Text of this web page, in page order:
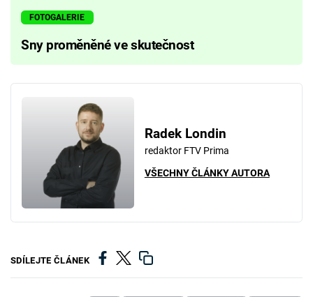
FOTOGALERIE
Sny proměněné ve skutečnost
Radek Londin
redaktor FTV Prima
VŠECHNY ČLÁNKY AUTORA
SDÍLEJTE ČLÁNEK